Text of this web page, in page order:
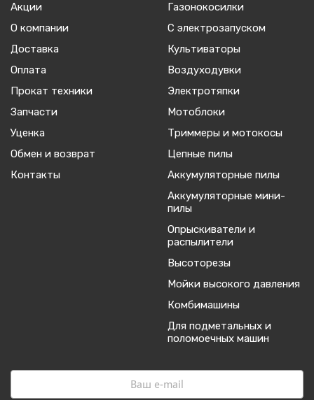
Акции
О компании
Доставка
Оплата
Прокат техники
Запчасти
Уценка
Обмен и возврат
Контакты
Газонокосилки
С электрозапуском
Культиваторы
Воздуходувки
Электротяпки
Мотоблоки
Триммеры и мотокосы
Цепные пилы
Аккумуляторные пилы
Аккумуляторные мини-
пилы
Опрыскиватели и
распылители
Высоторезы
Мойки высокого давления
Комбимашины
Для подметальных и
поломоечных машин